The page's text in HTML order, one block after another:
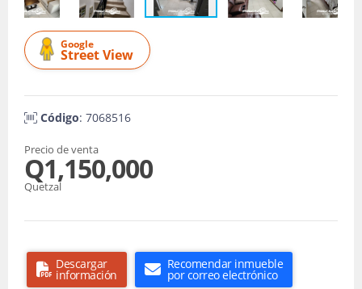
Google
Street View
Código: 7068516
Precio de venta
Q1,150,000
Quetzal
Descargar
información
Recomendar inmueble
por correo electrónico